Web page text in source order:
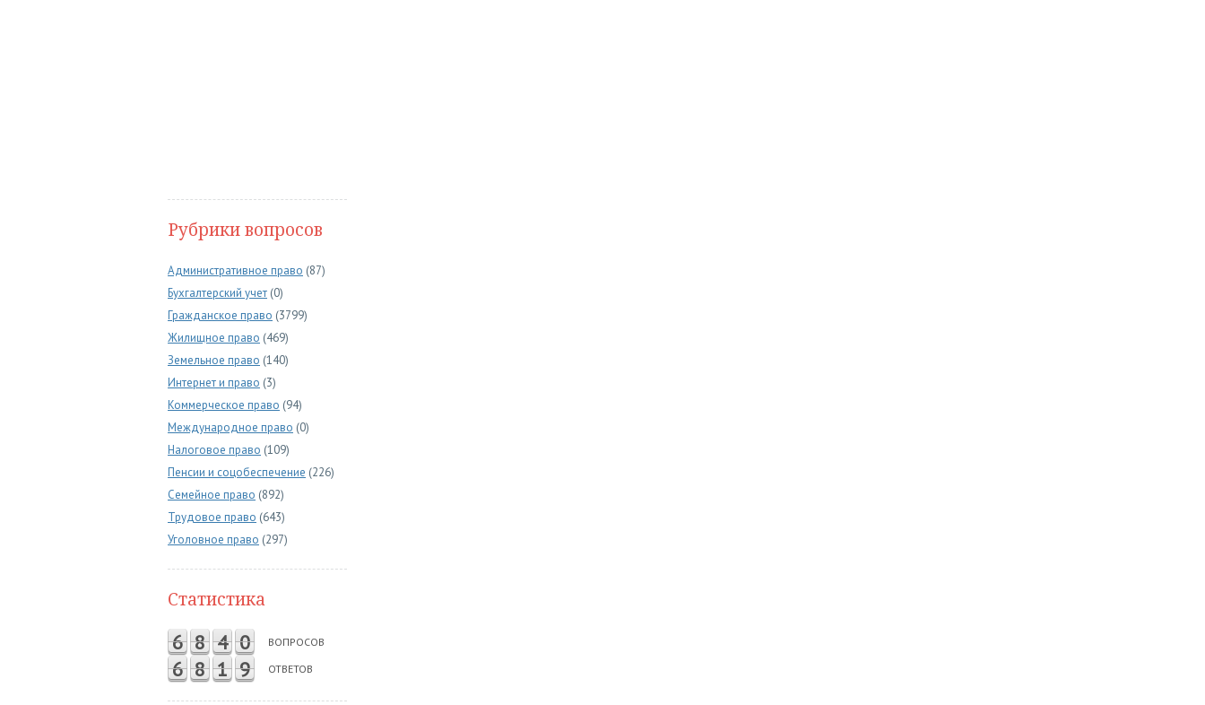
Рубрики вопросов
Административное право (87)
Бухгалтерский учет (0)
Гражданское право (3799)
Жилищное право (469)
Земельное право (140)
Интернет и право (3)
Коммерческое право (94)
Международное право (0)
Налоговое право (109)
Пенсии и соцобеспечение (226)
Семейное право (892)
Трудовое право (643)
Уголовное право (297)
Статистика
6 8 4 0 ВОПРОСОВ
6 8 1 9 ОТВЕТОВ